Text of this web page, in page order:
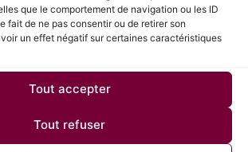
que le comportement de navigation ou les ID
fait de ne pas consentir ou de retirer son
un effet négatif sur certaines caractéristiques
Tout accepter
Tout refuser
CANDIDATS